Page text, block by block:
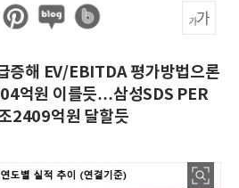
증해 EV/EBITDA 평가방법으론
억원 이를듯…삼성SDS PER
2409억원 달할듯